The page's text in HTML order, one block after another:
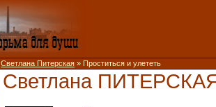
Светлана Питерская » Проститься и улететь
Светлана